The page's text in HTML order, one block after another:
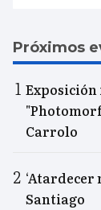
Próximos
Carrolo
‘Atardecer
Santiago